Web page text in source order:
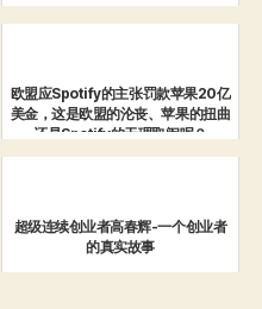
欧盟应Spotify的主张罚款苹果20亿
美金，这是欧盟的沦丧、苹果的扭曲
还是Spotify的无理取闹呢？
超级连续创业者高春辉-一个创业者
的真实故事